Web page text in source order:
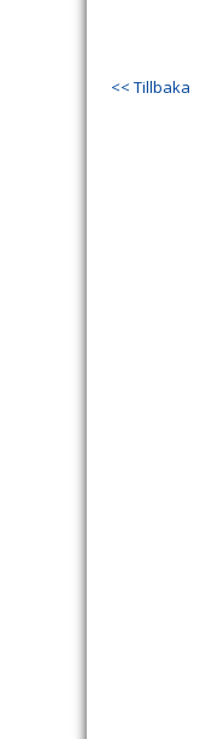
<< Tillbaka